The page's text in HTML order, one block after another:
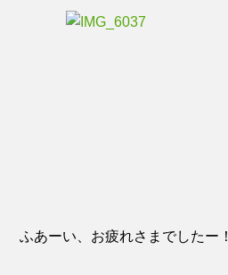
ふあーい、お疲れさまでしたー！